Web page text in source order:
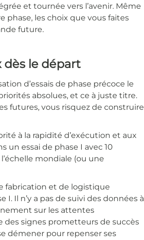
et tournée vers l’avenir. Même
phase, les choix que vous faites
future.
dès le départ
d’essais de phase précoce le
absolues, et ce à juste titre.
futures, vous risquez de construire
à la rapidité d’exécution et aux
un essai de phase I avec 10
mondiale (ou une
fabrication et de logistique
Il n’y a pas de suivi des données à
sur les attentes
signes prometteurs de succès
démener pour repenser ses